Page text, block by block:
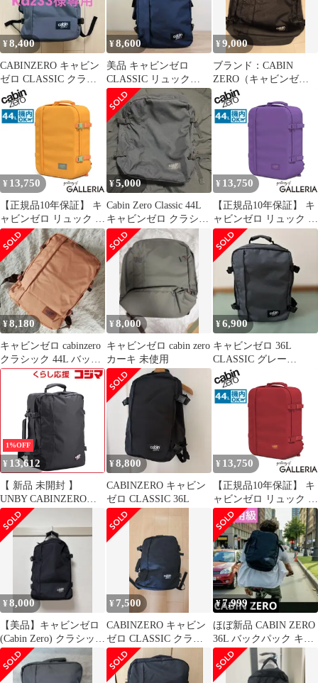
B4 A4 機内持ち込み 撥
水 オコバン Okoban 軽
量 CLASSIC 44L
BaliBlue
¥8,400
CABINZERO キャビン
ゼロ CLASSIC クラシ
ック 36L
¥8,600
美品 キャビンゼロ
CLASSIC リュック
CabinZero 36L
¥9,000
ブランド：CABIN
ZERO（キャビンゼ
ロ） ​モデル：Classic
44l
¥ 13,750
【正規品10年保証】 キ
ャビンゼロ リュック メ
ンズ レディース バック
パック 大容量
CABINZERO カジュア
ル リュックサック A3
B4 A4 機内持ち込み 撥
水 オコバン Okoban 軽
量 CLASSIC 44L
Honeycomb
¥5,000
Cabin Zero Classic 44L
キャビンゼロ クラシッ
ク ブラック
¥ 13,750
【正規品10年保証】 キ
ャビンゼロ リュック メ
ンズ レディース バック
パック 大容量
CABINZERO カジュア
ル リュックサック A3
B4 A4 機内持ち込み 撥
水 オコバン Okoban 軽
量 CLASSIC 44L
LavenderDream
¥8,180
キャビンゼロ cabinzero
クラシック 44L バック
パック 機内持ち込み
¥8,000
キャビンゼロ cabin zero
カーキ 未使用
¥6,900
キャビンゼロ 36L
CLASSIC グレー
CabinZero
1%OFF
¥ 13,612
【 新品 未開封 】
UNBY CABINZERO
CZ-061201 未使用 送料
無料
¥8,800
CABINZERO キャビン
ゼロ CLASSIC 36L
¥ 13,750
【正規品10年保証】 キ
ャビンゼロ リュック メ
ンズ レディース バック
パック 大容量
CABINZERO カジュア
ル リュックサック A3
B4 A4 機内持ち込み 撥
水 オコバン Okoban 軽
量 CLASSIC 44L
Ketchup
¥8,000
【美品】キャビンゼロ
(Cabin Zero) クラシック
36L バックパック
¥ 7,500
CABINZERO キャビン
ゼロ CLASSIC クラシ
ック 36L
¥7,999
ほぼ新品 CABIN ZERO
36L バックパック キャ
ビンゼロ デイパック